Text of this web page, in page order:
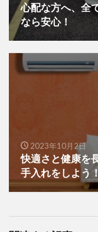
心配な方へ、全
なら安心！
2023年10月2日
快適さと健康を
手入れをしよう！